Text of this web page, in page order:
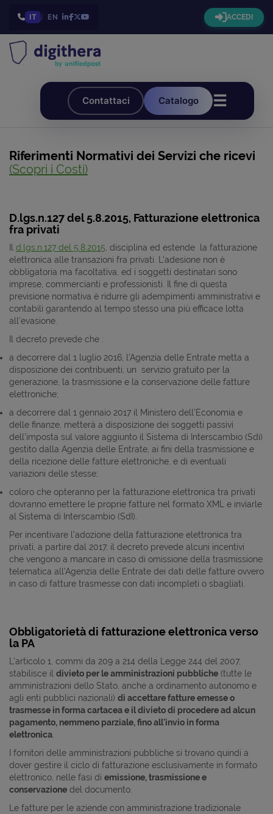
IT / EN ACCEDI
Contattaci Catalogo ☰
Riferimenti Normativi dei Servizi che ricevi
(Scopri i Costi)
D.lgs.n.127 del 5.8.2015, Fatturazione elettronica
fra privati
d.lgs.n.127 del 5.8.2015 , disciplina ed estende la fatturazione
elettronica alle transazioni fra privati. L’adesione non è
obbligatoria ma facoltativa, ed i soggetti destinatari sono
imprese, commercianti e professionisti. Il fine di questa
previsione normativa è ridurre gli adempimenti amministrativi e
contabili garantendo al tempo stesso una più efficace lotta
all’evasione.
Il decreto prevede che :
a decorrere dal 1 luglio 2016, l’Agenzia delle Entrate metta a
disposizione dei contribuenti, un servizio gratuito per la
generazione, la trasmissione e la conservazione delle fatture
elettroniche;
a decorrere dal 1 gennaio 2017 il Ministero dell’Economia e
delle finanze, metterà a disposizione dei soggetti passivi
dell’imposta sul valore aggiunto il Sistema di Interscambio (Sdi)
gestito dalla Agenzia delle Entrate, ai fini della trasmissione e
della ricezione delle fatture elettroniche, e di eventuali
variazioni delle stesse;
coloro che opteranno per la fatturazione elettronica tra privati
dovranno emettere le proprie fatture nel formato XML e inviarle
al Sistema di Interscambio (SdI).
Per incentivare l’adozione della fatturazione elettronica tra
privati, a partire dal 2017, il decreto prevede alcuni incentivi
che vengono a mancare in caso di omissione della trasmissione
telematica all’Agenzia delle Entrate dei dati delle fatture ovvero
in caso di fatture trasmesse con dati incompleti o sbagliati.
Obbligatorietà di fatturazione elettronica verso
la PA
L'articolo 1, commi da 209 a 214 della Legge 244 del 2007,
stabilisce il divieto per le amministrazioni pubbliche (tutte le
amministrazioni dello Stato, anche a ordinamento autonomo e
agli enti pubblici nazionali) di accettare fatture emesse o
trasmesse in forma cartacea e il divieto di procedere ad alcun
pagamento, nemmeno parziale, fino all'invio in forma
elettronica
I fornitori delle amministrazioni pubbliche si trovano quindi a
dover gestire il ciclo di fatturazione esclusivamente in formato
elettronico, nelle fasi di emissione, trasmissione e
conservazione del documento.
Le fatture per le aziende con amministrazione tradizionale